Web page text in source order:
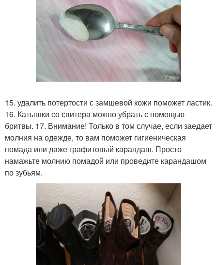
15. удалить потертости с замшевой кожи поможет ластик.
16. Катышки со свитера можно убрать с помощью
бритвы. 17. Внимание! Только в том случае, если заедает
молния на одежде, то вам поможет гигиеническая
помада или даже графитовый карандаш. Просто
намажьте молнию помадой или проведите карандашом
по зубьям.